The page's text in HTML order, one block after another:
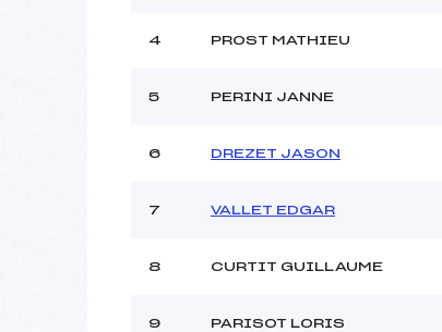
4 PROST MATHIEU
5 PERINI JANNE
6 DREZET JASON
7 VALLET EDGAR
8 CURTIT GUILLAUME
9 PARISOT LORIS